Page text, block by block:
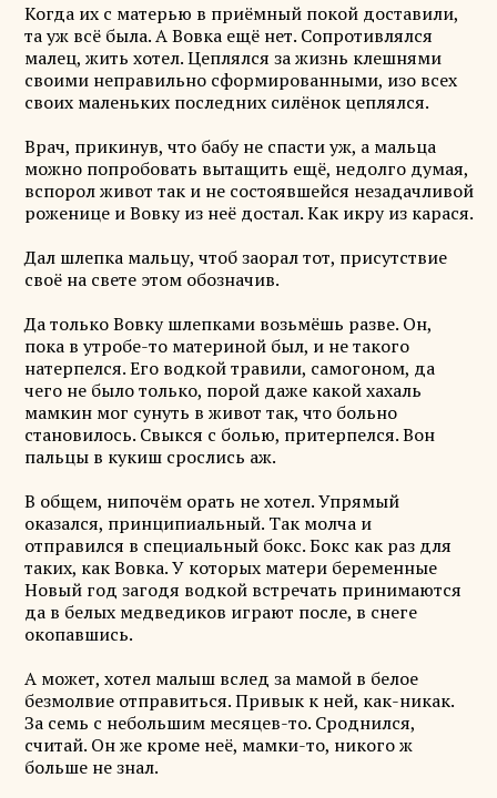
Когда их с матерью в приёмный покой доставили,
та уж всё была. А Вовка ещё нет. Сопротивлялся
малец, жить хотел. Цеплялся за жизнь клешнями
своими неправильно сформированными, изо всех
своих маленьких последних силёнок цеплялся.
Врач, прикинув, что бабу не спасти уж, а мальца
можно попробовать вытащить ещё, недолго думая,
вспорол живот так и не состоявшейся незадачливой
роженице и Вовку из неё достал. Как икру из карася.
Дал шлепка мальцу, чтоб заорал тот, присутствие
своё на свете этом обозначив.
Да только Вовку шлепками возьмёшь разве. Он,
пока в утробе-то материной был, и не такого
натерпелся. Его водкой травили, самогоном, да
чего не было только, порой даже какой хахаль
мамкин мог сунуть в живот так, что больно
становилось. Свыкся с болью, притерпелся. Вон
пальцы в кукиш срослись аж.
В общем, нипочём орать не хотел. Упрямый
оказался, принципиальный. Так молча и
отправился в специальный бокс. Бокс как раз для
таких, как Вовка. У которых матери беременные
Новый год загодя водкой встречать принимаются
да в белых медведиков играют после, в снеге
окопавшись.
А может, хотел малыш вслед за мамой в белое
безмолвие отправиться. Привык к ней, как-никак.
За семь с небольшим месяцев-то. Сроднился,
считай. Он же кроме неё, мамки-то, никого ж
больше не знал.